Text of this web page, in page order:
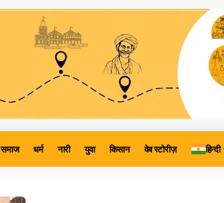
समाज धर्म नारी युवा किसान वेब स्टोरीज़ हिन्दी